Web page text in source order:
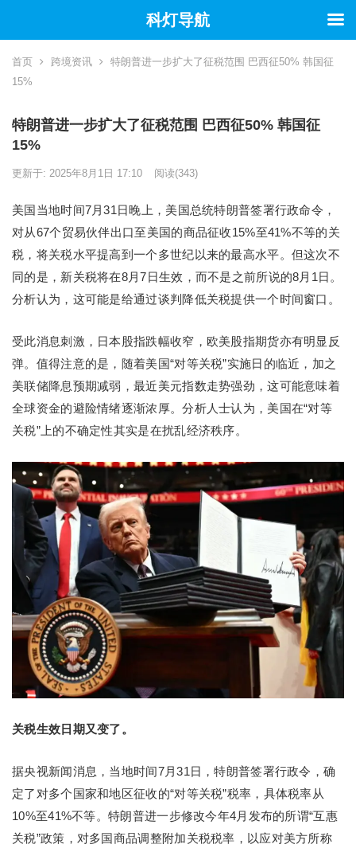
首页 跨境资讯
特朗普进一步扩大了征税范围 巴西征50% 韩国征
15%
特朗普进一步扩大了征税范围 巴西征50% 韩国征
15%
更新于: 2025年8月1日 17:10 阅读(343)
美国当地时间7月31日晚上，美国总统特朗普签署行政命令，
对从67个贸易伙伴出口至美国的商品征收15%至41%不等的关
税，将关税水平提高到一个多世纪以来的最高水平。但这次不
同的是，新关税将在8月7日生效，而不是之前所说的8月1日。
分析认为，这可能是给通过谈判降低关税提供一个时间窗口。
受此消息刺激，日本股指跌幅收窄，欧美股指期货亦有明显反
弹。值得注意的是，随着美国“对等关税”实施日的临近，加之
美联储降息预期减弱，最近美元指数走势强劲，这可能意味着
全球资金的避险情绪逐渐浓厚。分析人士认为，美国在“对等
关税”上的不确定性其实是在扰乱经济秩序。
关税生效日期又变了。
据央视新闻消息，当地时间7月31日，特朗普签署行政令，确
定了对多个国家和地区征收的“对等关税”税率，具体税率从
10%至41%不等。特朗普进一步修改今年4月发布的所谓“互惠
关税”政策，对多国商品调整附加关税税率，以应对美方所称
科灯导航